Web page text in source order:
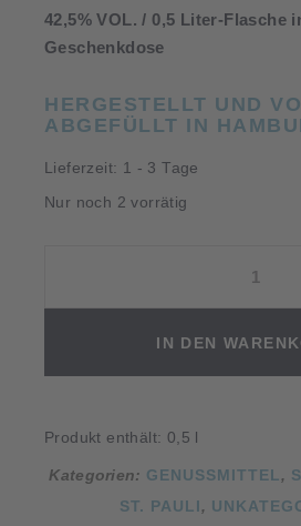
42,5% VOL. / 0,5 Liter-Flasche
Geschenkdose
HERGESTELLT UND
ABGEFÜLLT IN
Lieferzeit: 1 - 3 Tage
Nur noch 2 vorrätig
Vodka
IN DEN
Produkt enthält: 0,5
Kategorien: GENUSSMITTEL ,
ST. PAULI,